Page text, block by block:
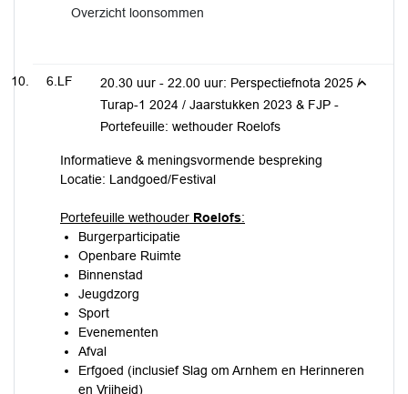
Overzicht loonsommen
6.LF
20.30 uur - 22.00 uur: Perspectiefnota 2025 /
Turap-1 2024 / Jaarstukken 2023 & FJP -
Portefeuille: wethouder Roelofs
Informatieve & meningsvormende bespreking
Locatie: Landgoed/Festival
Portefeuille wethouder Roelofs:
Burgerparticipatie
Openbare Ruimte
Binnenstad
Jeugdzorg
Sport
Evenementen
Afval
Erfgoed (inclusief Slag om Arnhem en Herinneren
en Vrijheid)